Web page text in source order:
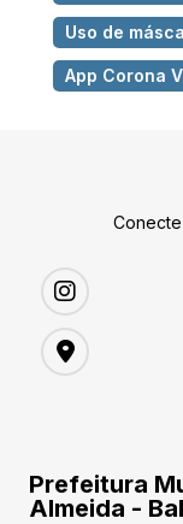
Uso de
App Corona
Prefeitura
Almeida -